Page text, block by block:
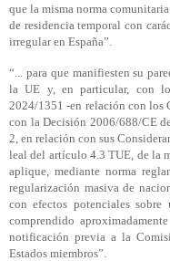
que la misma norma
de residencia temporal con
irregular en España”.
“... para que manifiesten su
la UE y, en particular, con
2024/1351 -en relación con los
con la Decisión 2006/688/CE
2, en relación con sus
leal del artículo 4.3 TUE, de la
aplique, mediante norma
regularización masiva de
con efectos potenciales sobre
comprendido
notificación previa a la
Estados miembros”.